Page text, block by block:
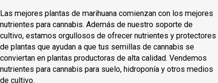
Las mejores plantas de marihuana comienzan con los mejores
nutrientes para cannabis. Además de nuestro soporte de
cultivo, estamos orgullosos de ofrecer nutrientes y protectores
de plantas que ayudan a que tus semillas de cannabis se
conviertan en plantas productoras de alta calidad. Vendemos
nutrientes para cannabis para suelo, hidroponía y otros medios
de cultivo.